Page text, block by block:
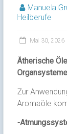
Manuela
Heilberufe
Mai 30, 2026
Ätherische
Organsysteme
Zur
Aromaöle
-